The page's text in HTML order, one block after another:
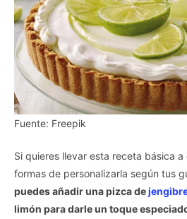
Fuente: Freepik
Si quieres llevar esta receta básica
formas de personalizarla según tus
puedes añadir una pizca de
limón para darle un toque